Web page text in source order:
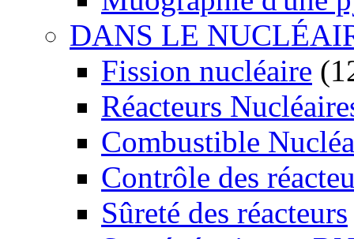
DANS LE
Fission nucléaire
Réacteurs
Combustible
Contrôle des
Sûreté des réacteurs